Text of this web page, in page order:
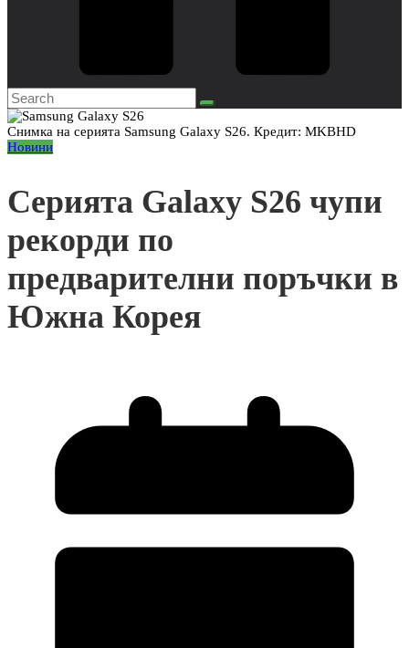
Снимка на серията Samsung Galaxy S26. Кредит: MKBHD
Новини
Серията Galaxy S26 чупи
рекорди по
предварителни поръчки в
Южна Корея